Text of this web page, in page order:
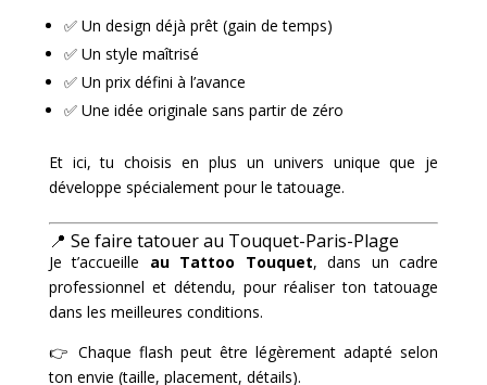
✅ Un design déjà prêt (gain de temps)
✅ Un style maîtrisé
✅ Un prix défini à l’avance
✅ Une idée originale sans partir de zéro
Et ici, tu choisis en plus un univers unique que je
développe spécialement pour le tatouage.
📍 Se faire tatouer au Touquet-Paris-Plage
Je t’accueille au Tattoo Touquet, dans un cadre
professionnel et détendu, pour réaliser ton tatouage
dans les meilleures conditions.
👉 Chaque flash peut être légèrement adapté selon
ton envie (taille, placement, détails).